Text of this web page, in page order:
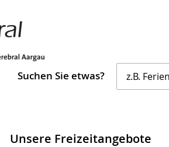
Suchen Sie etwas?
Unsere Freizeitangebote